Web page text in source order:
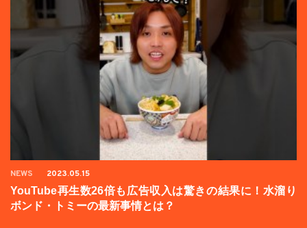
NEWS 2023.05.15
YouTube再生数26倍も広告収入は驚きの結果に！水溜り
ボンド・トミーの最新事情とは？